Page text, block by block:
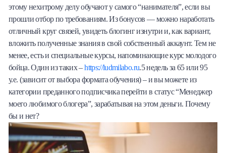
этому нехитрому делу обучают у самого “нанимателя”, если вы
прошли отбор по требованиям. Из бонусов — можно наработать
отличный круг связей, увидеть блогинг изнутри и, как вариант,
вложить полученные знания в свой собственный аккаунт. Тем не
менее, есть и специальные курсы, напоминающие курс молодого
бойца. Один из таких –https://ludmilabo.ru.5 недель за 65 или 95
у.е. (зависит от выбора формата обучения) – и вы можете из
категории преданного подписчика перейти в статус “Менеджер
моего любимого блогера”, зарабатывая на этом деньги. Почему
бы и нет?